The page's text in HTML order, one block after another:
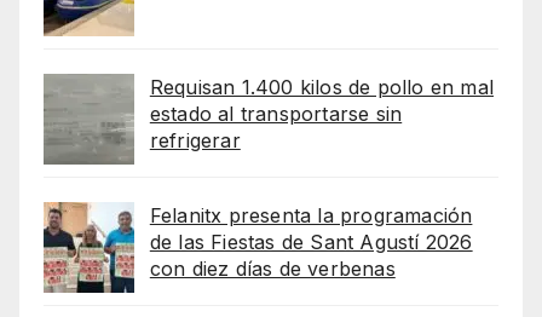
Requisan 1.400 kilos de pollo en mal
estado al transportarse sin
refrigerar
Felanitx presenta la programación
de las Fiestas de Sant Agustí 2026
con diez días de verbenas